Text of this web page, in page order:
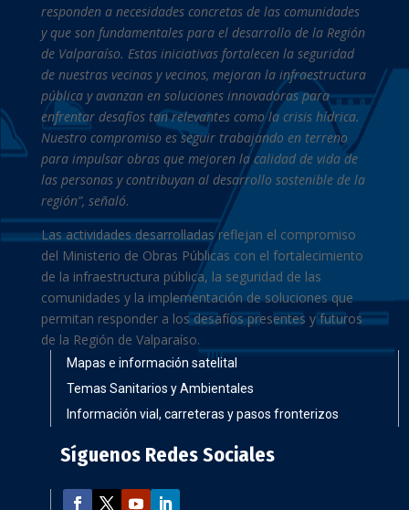
responden a necesidades concretas de las comunidades
y que son fundamentales para el desarrollo de la Región
de Valparaíso. Estas iniciativas fortalecen la seguridad
de nuestras vecinas y vecinos, mejoran la infraestructura
pública y avanzan en soluciones innovadoras para
enfrentar desafíos tan relevantes como la crisis hídrica.
Nuestro compromiso es seguir trabajando en terreno
para impulsar obras que mejoren la calidad de vida de
las personas y contribuyan al desarrollo sostenible de la
región”, señaló.
Las actividades desarrolladas reflejan el compromiso
del Ministerio de Obras Públicas con el fortalecimiento
de la infraestructura pública, la seguridad de las
comunidades y la implementación de soluciones que
permitan responder a los desafíos presentes y futuros
de la Región de Valparaíso.
Mapas e información satelital
Temas Sanitarios y Ambientales
Información vial, carreteras y pasos fronterizos
Síguenos Redes Sociales